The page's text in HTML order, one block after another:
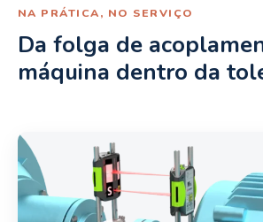
NA PRÁTICA, NO SERVIÇO
Da folga de
máquina dentro da